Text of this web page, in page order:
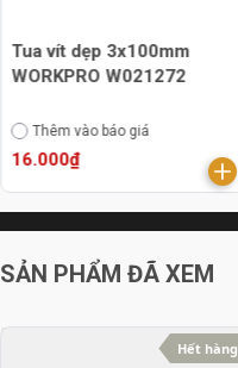
Tua vít dẹp 3x100mm
WORKPRO W021272
Thêm vào báo giá
16.000₫
SẢN PHẨM ĐÃ XEM
Hết hàng